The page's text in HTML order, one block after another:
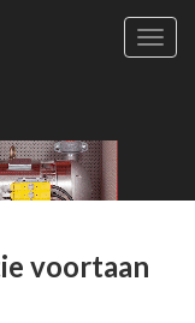
voortaan